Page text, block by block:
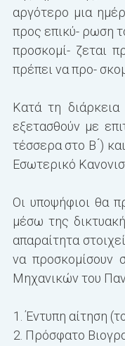
αργότερο μια
προς επικύ- ρωση
προσκομί- ζεται
πρέπει να προ-
Κατά τη
εξετασθούν με
τέσσερα στο Β ́)
Εσωτερικό
Οι υποψήφιοι θα
μέσω της
απαραίτητα
να προσκομίσουν
Μηχανικών του
Έντυπη αίτηση
Πρόσφατο